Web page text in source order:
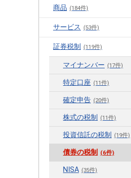
商品 (184件)
サービス (53件)
証券税制 (119件)
マイナンバー (17件)
特定口座 (11件)
確定申告 (20件)
株式の税制 (11件)
投資信託の税制 (19件)
債券の税制 (6件)
NISA (35件)